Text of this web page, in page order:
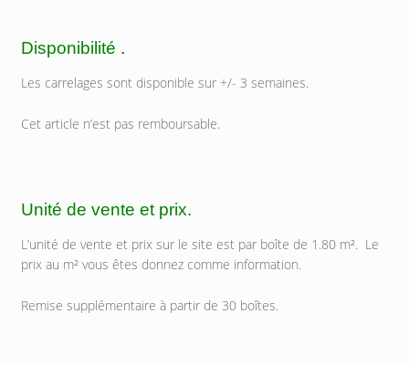
Disponibilité .
Les carrelages sont disponible sur +/- 3 semaines.
Cet article n’est pas remboursable.
Unité de vente et prix.
L’unité de vente et prix sur le site est par boîte de 1.80 m². Le
prix au m² vous êtes donnez comme information.
Remise supplémentaire à partir de 30 boîtes.